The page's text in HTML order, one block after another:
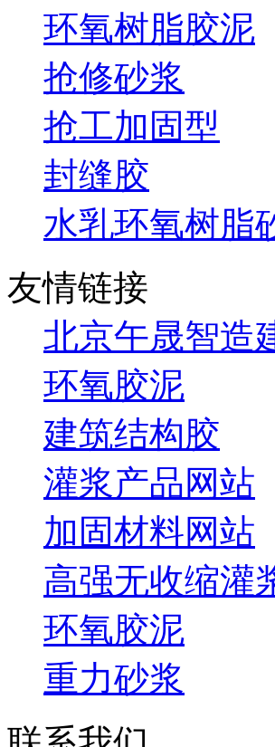
环氧树脂胶泥
抢修砂浆
抢工加固型
封缝胶
水乳环氧树脂
友情链接
北京午晟智造
环氧胶泥
建筑结构胶
灌浆产品网站
加固材料网站
高强无收缩灌
环氧胶泥
重力砂浆